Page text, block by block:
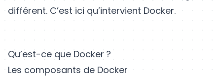
différent. C’est ici qu’intervient Docker.
Qu’est-ce que Docker ?
Les composants de Docker